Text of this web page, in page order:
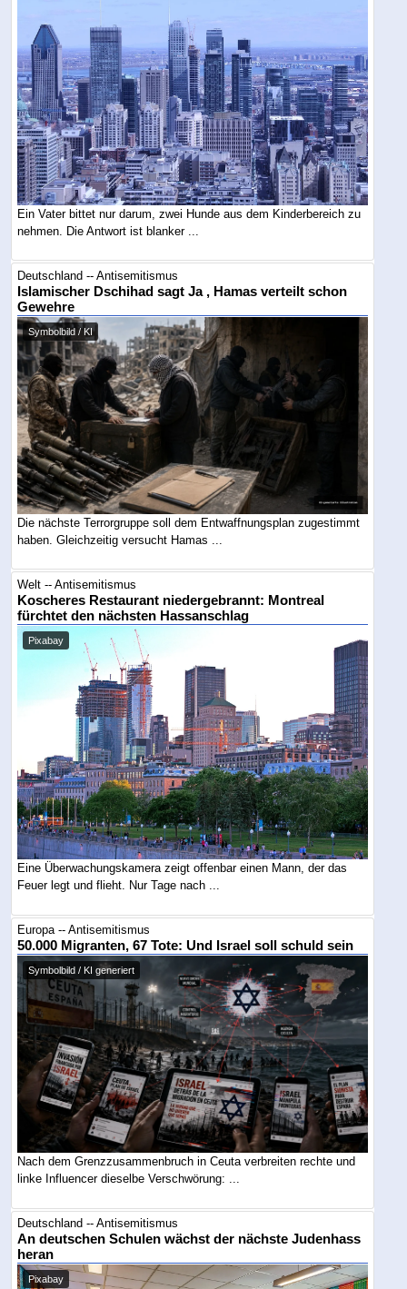
Ein Vater bittet nur darum, zwei Hunde aus dem Kinderbereich zu
nehmen. Die Antwort ist blanker ...
Deutschland -- Antisemitismus
Islamischer Dschihad sagt Ja , Hamas verteilt schon
Gewehre
Symbolbild / KI
Die nächste Terrorgruppe soll dem Entwaffnungsplan zugestimmt
haben. Gleichzeitig versucht Hamas ...
Welt -- Antisemitismus
Koscheres Restaurant niedergebrannt: Montreal
fürchtet den nächsten Hassanschlag
Pixabay
Eine Überwachungskamera zeigt offenbar einen Mann, der das
Feuer legt und flieht. Nur Tage nach ...
Europa -- Antisemitismus
50.000 Migranten, 67 Tote: Und Israel soll schuld sein
Symbolbild / KI generiert
Nach dem Grenzzusammenbruch in Ceuta verbreiten rechte und
linke Influencer dieselbe Verschwörung: ...
Deutschland -- Antisemitismus
An deutschen Schulen wächst der nächste Judenhass
heran
Pixabay